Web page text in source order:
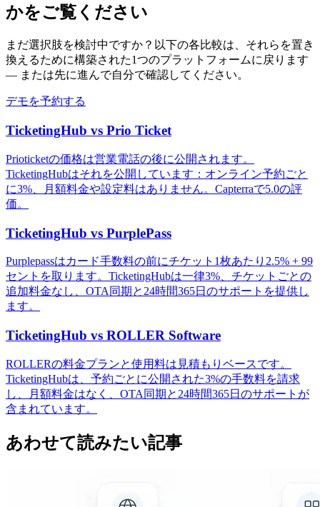
かをご覧ください
まだ選択肢を検討中ですか？以下の各比較は、それらを置き
換えるために構築された1つのプラットフォームに戻ります
— または先に進んで自分で確認してください。
デモを予約する
TicketingHub vs Prio Ticket
Prioticketの価格は営業電話の後に公開されます。
TicketingHubはそれを公開しています：オンライン予約ごと
に3%、月額料金や設定料はありません。Capterraで5.0の評
価。
TicketingHub vs PurplePass
Purplepassはカード手数料の前にチケット1枚あたり2.5% + 99
セントを取ります。TicketingHubは一律3%、チケットごとの
追加料金なし、OTA同期と24時間365日のサポートを提供し
ます。
TicketingHub vs ROLLER Software
ROLLERの料金プランと使用料は見積もりベースです。
TicketingHubは、予約ごとに公開された3%の手数料を請求
し、月額料金はなく、OTA同期と24時間365日のサポートが
含まれています。
あわせて読みたい記事